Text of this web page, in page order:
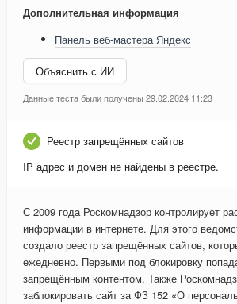
Дополнительная информация
Панель веб-мастера Яндекс
Объяснить с ИИ
Данные теста были получены 29.02.2024 11:23
Реестр запрещённых сайтов
IP адрес и домен не найдены в реестре.
С 2009 года Роскомнадзор контролирует
информации в интернете. Для этого
создало реестр запрещённых сайтов,
ежедневно. Первыми под блокировку
запрещённым контентом. Также
заблокировать сайт за ФЗ 152 «О